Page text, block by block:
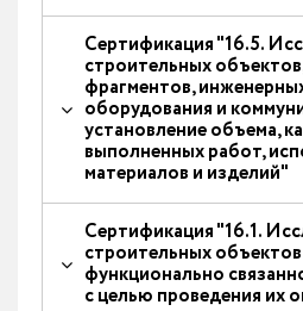
Сертификация "16.5.
строительных
фрагментов,
оборудования и
установление объема,
выполненных работ,
материалов и изделий"
Сертификация "16.1.
строительных
функционально
с целью проведения их